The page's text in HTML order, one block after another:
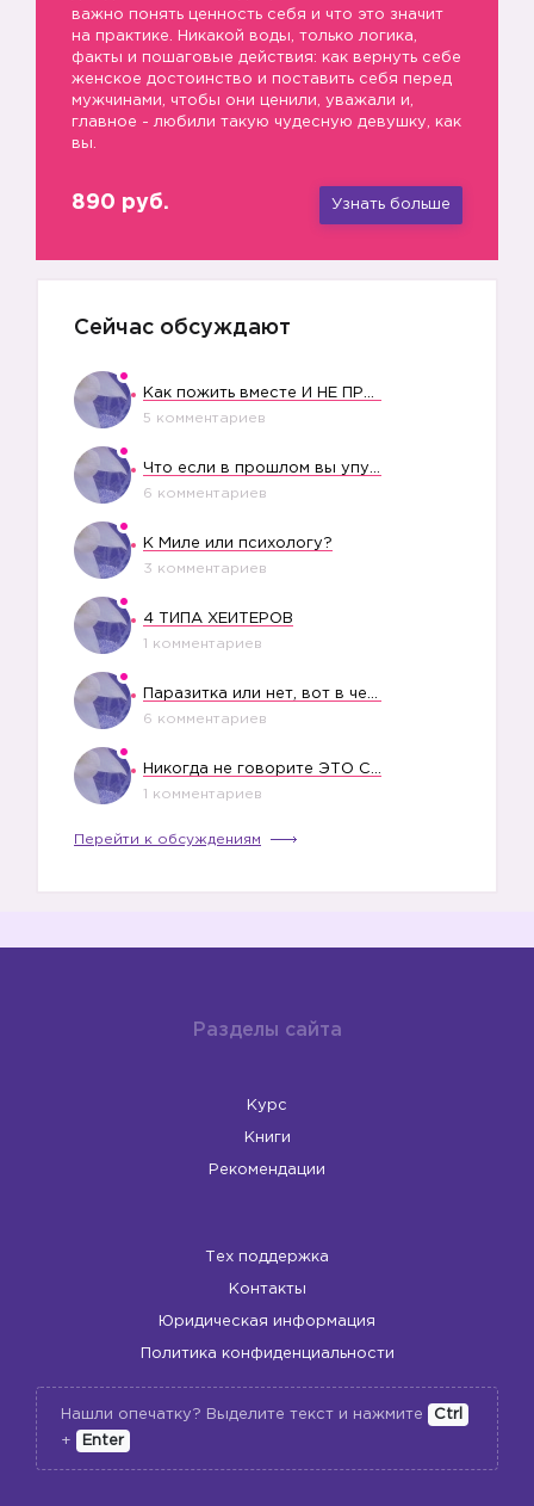
важно понять ценность себя и что это значит
на практике. Никакой воды, только логика,
факты и пошаговые действия: как вернуть себе
женское достоинство и поставить себя перед
мужчинами, чтобы они ценили, уважали и,
главное - любили такую чудесную девушку, как
вы.
890 руб. Узнать больше
Сейчас обсуждают
5 комментариев
6 комментариев
К Миле или психологу?
3 комментариев
4 ТИПА ХЕЙТЕРОВ
1 комментариев
6 комментариев
1 комментариев
Перейти к обсуждениям
Разделы сайта
Курс
Книги
Рекомендации
Тех поддержка
Контакты
Юридическая информация
Политика конфиденциальности
Нашли опечатку? Выделите текст и нажмите
Ctrl
+
Enter